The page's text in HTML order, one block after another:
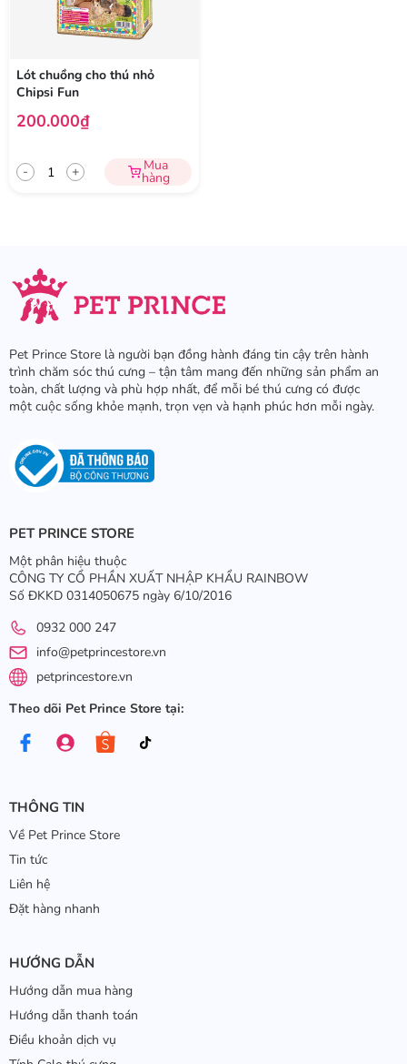
Lót chuồng cho thú nhỏ
Chipsi Fun
200.000₫
- + Mua
hàng
Pet Prince Store là người bạn đồng hành đáng tin cậy trên hành
trình chăm sóc thú cưng – tận tâm mang đến những sản phẩm an
toàn, chất lượng và phù hợp nhất, để mỗi bé thú cưng có được
một cuộc sống khỏe mạnh, trọn vẹn và hạnh phúc hơn mỗi ngày.
PET PRINCE STORE
Một phân hiệu thuộc
CÔNG TY CỔ PHẦN XUẤT NHẬP KHẨU RAINBOW
Số ĐKKD 0314050675 ngày 6/10/2016
0932 000 247
info@petprincestore.vn
petprincestore.vn
Theo dõi Pet Prince Store tại:
THÔNG TIN
Về Pet Prince Store
Tin tức
Liên hệ
Đặt hàng nhanh
HƯỚNG DẪN
Hướng dẫn mua hàng
Hướng dẫn thanh toán
Điều khoản dịch vụ